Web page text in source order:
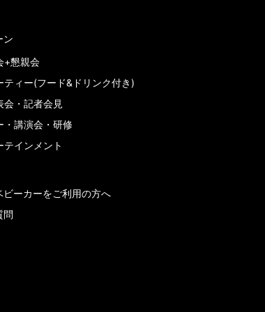
ン
+懇親会
ティー(フード&ドリンク付き)
会・記者会見
・講演会・研修
テインメント
ビーカーをご利用の方へ
問